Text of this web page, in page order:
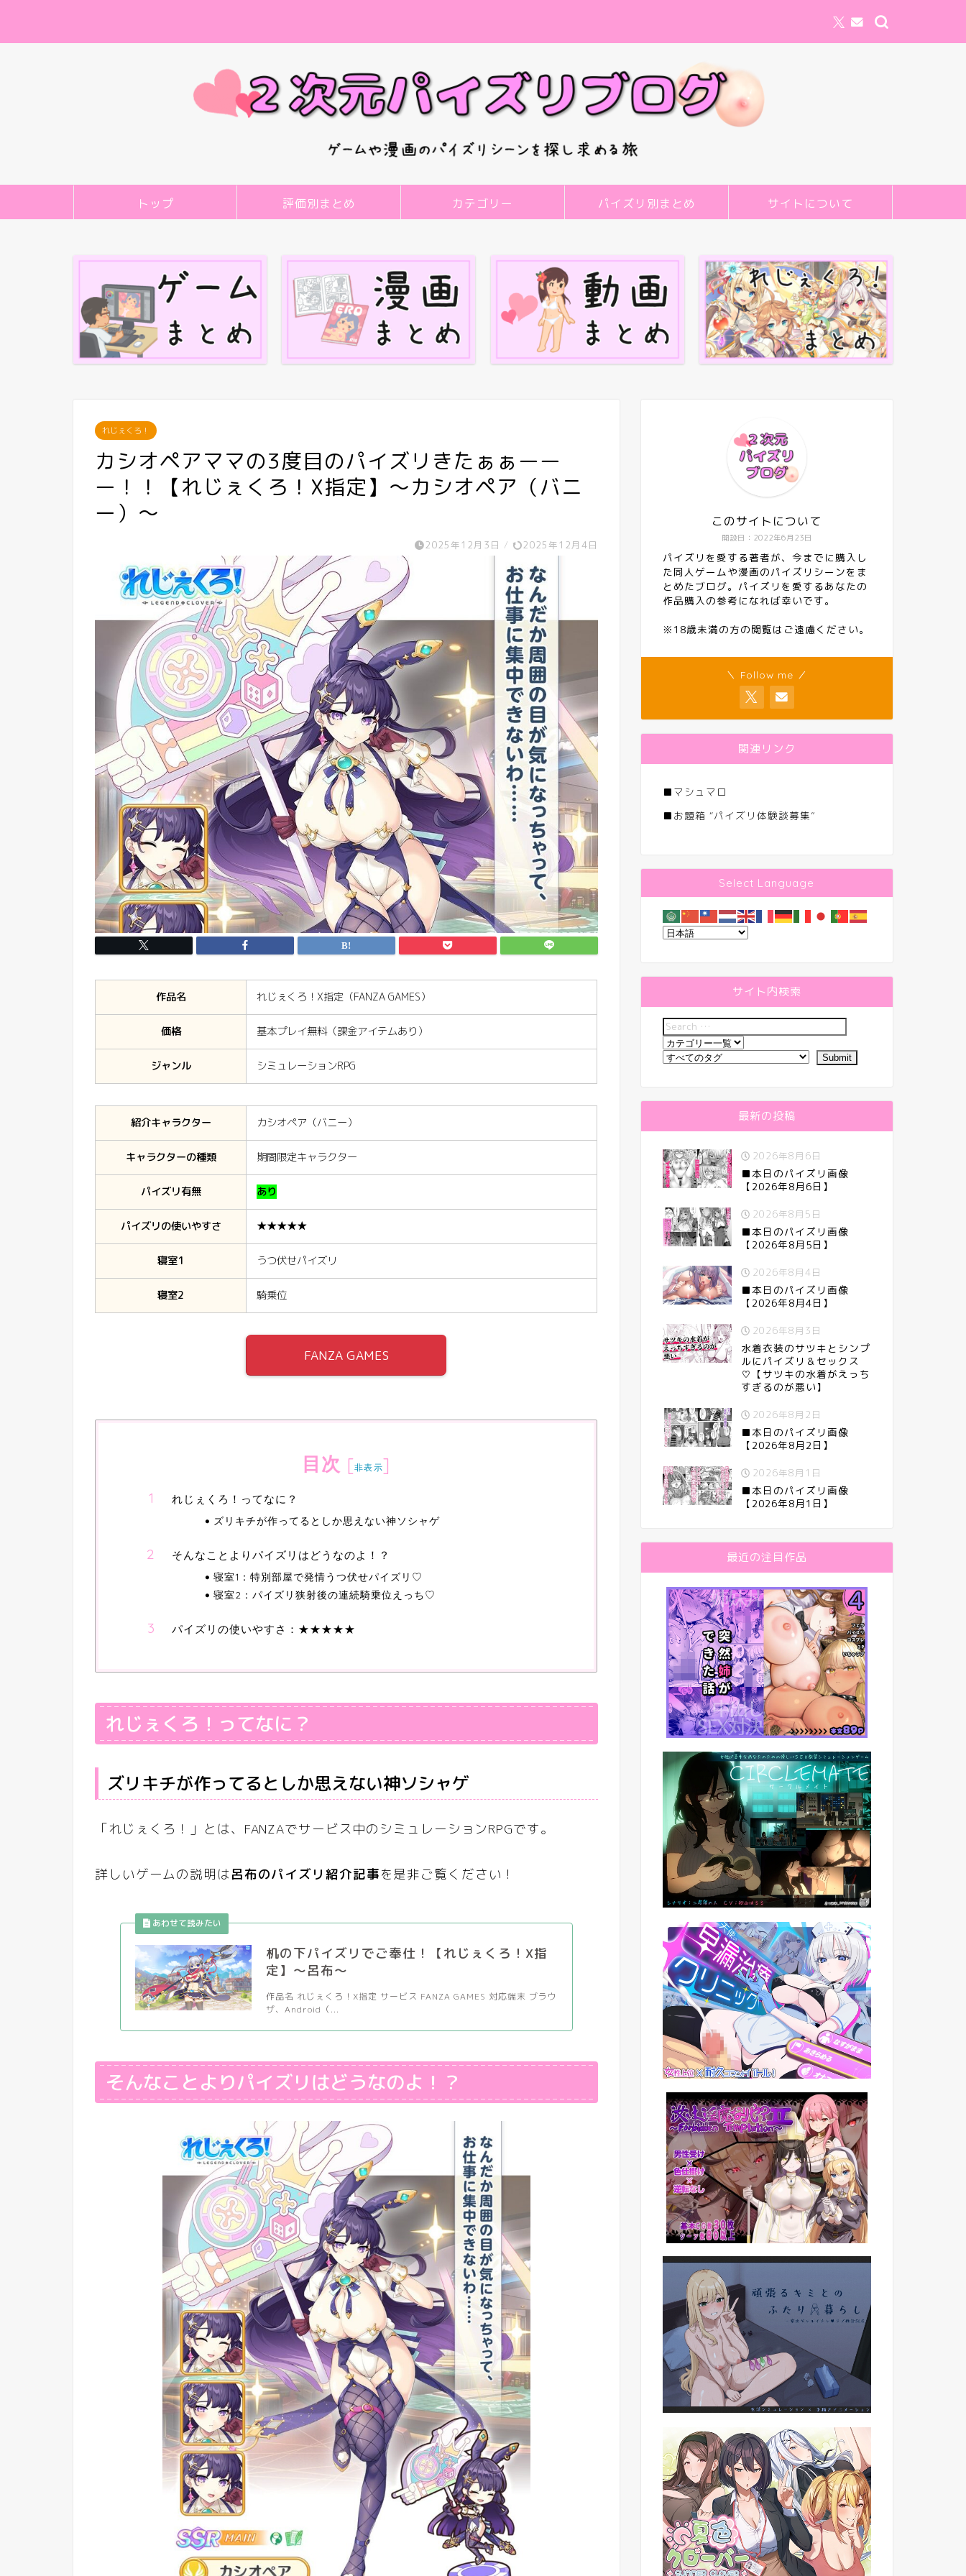
トップ 評価別まとめ カテゴリー パイズリ別まとめ サイトについて
れじぇくろ！
カシオペアママの3度目のパイズリきたぁぁーー
ー！！【れじぇくろ！X指定】～カシオペア（バニ
ー）～
2025年12月3日 / 2025年12月4日
作品名 れじぇくろ！X指定（FANZA GAMES）
価格 基本プレイ無料（課金アイテムあり）
ジャンル シミュレーションRPG
紹介キャラクター カシオペア（バニー）
キャラクターの種類 期間限定キャラクター
パイズリ有無 あり
パイズリの使いやすさ ★★★★★
寝室1 うつ伏せパイズリ
寝室2 騎乗位
FANZA GAMES
目次 [非表示]
れじぇくろ！ってなに？
ズリキチが作ってるとしか思えない神ソシャゲ
そんなことよりパイズリはどうなのよ！？
寝室1：特別部屋で発情うつ伏せパイズリ♡
寝室2：パイズリ狭射後の連続騎乗位えっち♡
パイズリの使いやすさ：★★★★★
れじぇくろ！ってなに？
ズリキチが作ってるとしか思えない神ソシャゲ
「れじぇくろ！」とは、FANZAでサービス中のシミュレーションRPGです。
詳しいゲームの説明は呂布のパイズリ紹介記事を是非ご覧ください！
机の下パイズリでご奉仕！【れじぇくろ！X指
定】～呂布～
作品名 れじぇくろ！X指定 サービス FANZA GAMES 対応端末 ブラウ
ザ、Android（...
そんなことよりパイズリはどうなのよ！？
開設日：2022年6月23日
このサイトについて
パイズリを愛する著者が、今までに購入し
た同人ゲームや漫画のパイズリシーンをま
とめたブログ。パイズリを愛するあなたの
作品購入の参考になれば幸いです。
※18歳未満の方の閲覧はご遠慮ください。
＼ Follow me ／
関連リンク
■ マシュマロ
■ お題箱 “パイズリ体験談募集”
Select Language
サイト内検索
最新の投稿
2026年8月6日
■本日のパイズリ画像
【2026年8月6日】
2026年8月5日
■本日のパイズリ画像
【2026年8月5日】
2026年8月4日
■本日のパイズリ画像
【2026年8月4日】
2026年8月3日
水着衣装のサツキとシンプ
ルにパイズリ＆セックス
♡【サツキの水着がえっち
すぎるのが悪い】
2026年8月2日
■本日のパイズリ画像
【2026年8月2日】
2026年8月1日
■本日のパイズリ画像
【2026年8月1日】
最近の注目作品